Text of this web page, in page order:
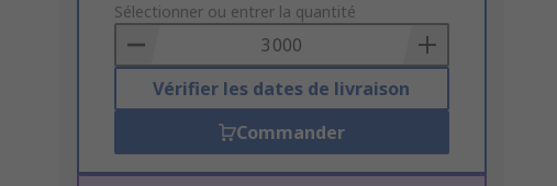
to
Basket
Sélectionner ou entrer la quantité
Vérifier les dates de livraison
Commander